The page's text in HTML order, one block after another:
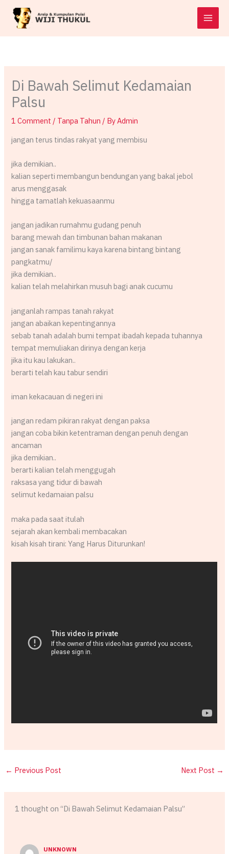
content
Di Bawah Selimut Kedamaian
Palsu
1 Comment / Tanpa Tahun / ByAdmin
jangan terus tindas rakyat yang membisu
jika demikian..
kalian seperti membangun bendungan yang bakal jebol
arus menggasak
hingga tamatlah kekuasaanmu
jangan jadikan rumahmu gudang penuh
barang mewah dan timbunan bahan makanan
jangan sanak familimu kaya karena bintang bintang
pangkatmu/
jika demikian..
kalian telah melahirkan musuh bagi anak cucumu
janganlah rampas tanah rakyat
jangan abaikan kepentingannya
sebab tanah adalah bumi tempat ibadah kepada tuhannya
tempat memuliakan dirinya dengan kerja
jika itu kau lakukan..
berarti telah kau tabur sendiri
iman kekacauan di negeri ini
jangan redam pikiran rakyat dengan paksa
jangan coba bikin ketentraman dengan penuh dengan
ancaman
jika demikian..
berarti kalian telah menggugah
raksasa yang tidur di bawah
selimut kedamaian palsu
maka pada saat itulah
sejarah akan kembali membacakan
kisah kisah tirani: Yang Harus Diturunkan!
← Previous Post Next Post →
1 thought on “Di Bawah Selimut Kedamaian Palsu”
UNKNOWN